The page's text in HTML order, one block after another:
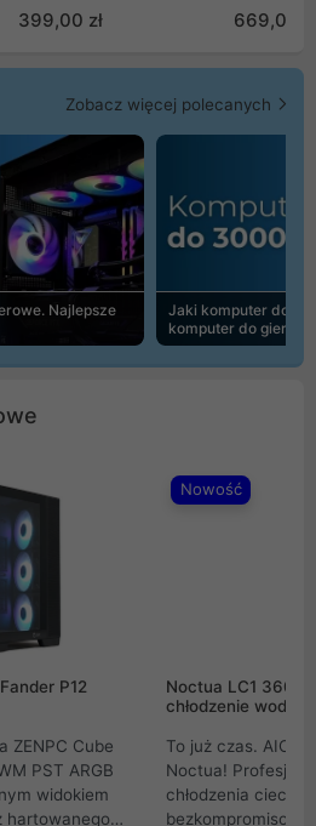
399,00 zł 669,00
Zobacz więcej polecanych
Najlepsze
Jaki komputer do
komputer do gier |
P12
ZENPC Cube
PST ARGB
widokiem
hartowanego
Nowość
Noctua LC1
chłodzenie wodne
To już czas. AIO
Noctua!
chłodzenia cieczą